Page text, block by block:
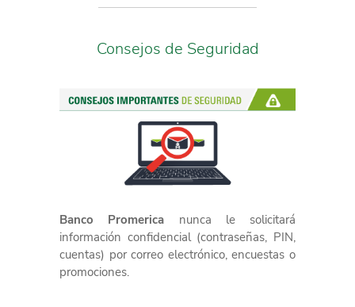
Consejos de Seguridad
Banco Promerica nunca le solicitará
información confidencial (contraseñas, PIN,
cuentas) por correo electrónico, encuestas o
promociones.